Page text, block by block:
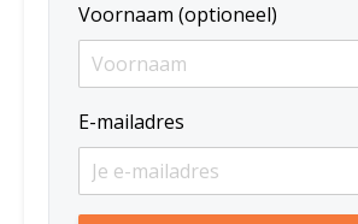
Voornaam (optioneel)
E-mailadres